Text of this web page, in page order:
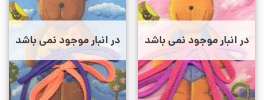
در انبار موجود نمی باشد در انبار موجود نمی باشد